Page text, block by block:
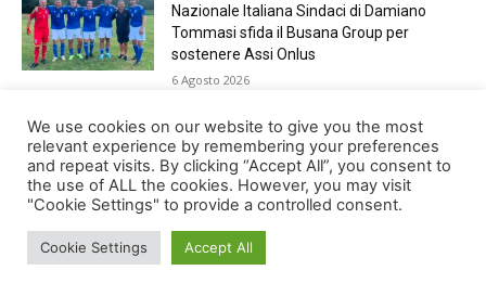
Nazionale Italiana Sindaci di Damiano
Tommasi sfida il Busana Group per
sostenere Assi Onlus
6 Agosto 2026
Shade, Dolcenera, Merk&Kremont,
Benji&Fede e molti altri, giovedì sera a
Jesolo con Radio Bella&Monella
5 Agosto 2026
© Newspaper WordPress Theme by TagDiv
We use cookies on our website to give you the most
relevant experience by remembering your preferences
and repeat visits. By clicking “Accept All”, you consent to
the use of ALL the cookies. However, you may visit
"Cookie Settings" to provide a controlled consent.
Cookie Settings Accept All